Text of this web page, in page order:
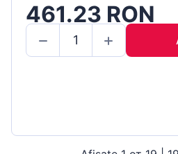
461.23 RON